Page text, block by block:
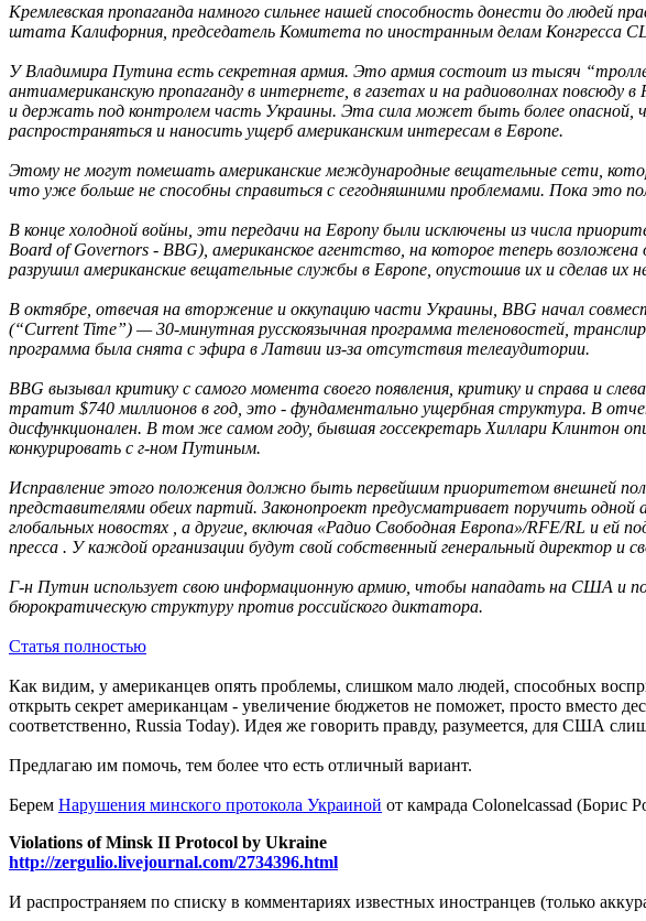
Кремлевская пропаганда намного сильнее нашей способность донести до людей
штата Калифорния, председатель Комитета по иностранным делам Конгресса
У Владимира Путина есть секретная армия. Это армия состоит из тысяч
антиамериканскую пропаганду в интернете, в газетах и на радиоволнах повсюду
и держать под контролем часть Украины. Эта сила может быть более
распространяться и наносить ущерб американским интересам в Европе.
Этому не могут помешать американские международные вещательные сети,
что уже больше не способны справиться с сегодняшними проблемами. Пока это
В конце холодной войны, эти передачи на Европу были исключены из числа
Board of Governors - BBG), американское агентство, на которое теперь
разрушил американские вещательные службы в Европе, опустошив их и сделав
В октябре, отвечая на вторжение и оккупацию части Украины, BBG начал
(“Current Time”) — 30-минутная русскоязычная программа теленовостей,
программа была снята с эфира в Латвии из-за отсутствия телеаудитории.
BBG вызывал критику с самого момента своего появления, критику и справа и
тратит $740 миллионов в год, это - фундаментально ущербная структура. В
дисфункционален. В том же самом году, бывшая госсекретарь Хиллари Клинтон
конкурировать с г-ном Путиным.
Исправление этого положения должно быть первейшим приоритетом внешней
представителями обеих партий. Законопроект предусматривает поручить одной
глобальных новостях , а другие, включая «Радио Свободная Европа»/RFE/RL и
пресса . У каждой организации будут свой собственный генеральный директор и
Г-н Путин использует свою информационную армию, чтобы нападать на США и
бюрократическую структуру против российского диктатора.
Статья полностью
Как видим, у американцев опять проблемы, слишком мало людей, способных
открыть секрет американцам - увеличение бюджетов не поможет, просто вместо
соответственно, Russia Today). Идея же говорить правду, разумеется, для США
Предлагаю им помочь, тем более что есть отличный вариант.
Берем Нарушения минского протокола Украиной от камрада Colonelcassad
Violations of Minsk II Protocol by Ukraine
http://zergulio.livejournal.com/2734396.html
И распространяем по списку в комментариях известных иностранцев (только